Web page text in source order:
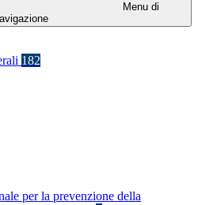
Menu di
182
per la prevenzione della